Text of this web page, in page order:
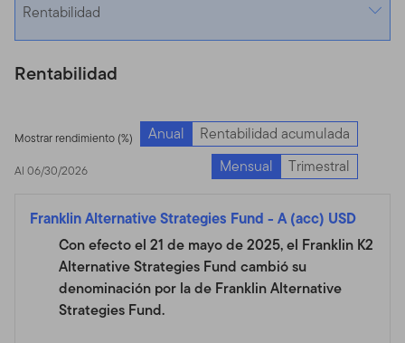
Rentabilidad
Rentabilidad
Mostrar rendimiento (%) Anual Rentabilidad acumulada
Al 06/30/2026 Mensual Trimestral
Franklin Alternative Strategies Fund - A (acc) USD
Con efecto el 21 de mayo de 2025, el Franklin K2
Alternative Strategies Fund cambió su
denominación por la de Franklin Alternative
Strategies Fund.